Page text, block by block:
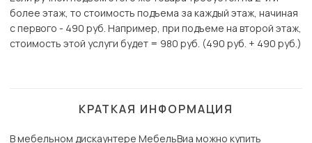
более этаж, то стоимость подъема за каждый этаж, начиная
с первого - 490 руб. Например, при подъеме на второй этаж,
стоимость этой услуги будет = 980 руб. (490 руб. + 490 руб.)
КРАТКАЯ ИНФОРМАЦИЯ
В мебельном дискаунтере МебельВиа можно купить